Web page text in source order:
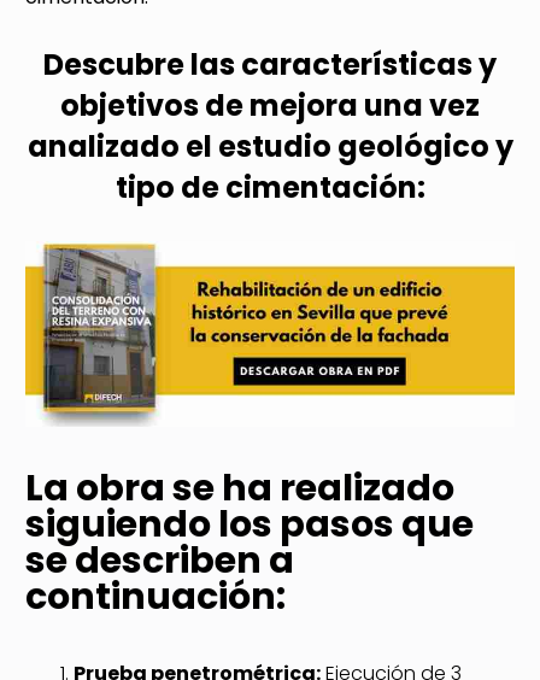
Descubre las características y
objetivos de mejora una vez
analizado el estudio geológico y
tipo de cimentación:
La obra se ha realizado
siguiendo los pasos que
se describen a
continuación:
Prueba penetrométrica:Ejecución de 3